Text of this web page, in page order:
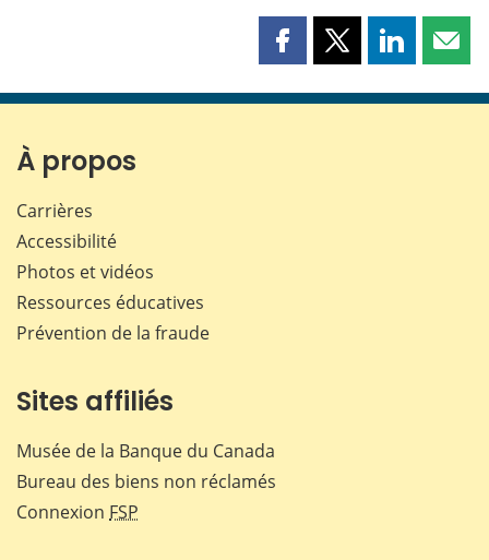
Partager
page
Partager
page
Partager
page page
À propos
Carrières
Accessibilité
Photos et vidéos
Ressources éducatives
Prévention de la fraude
Sites affiliés
Musée de la Banque du Canada
Bureau des biens non réclamés
Connexion FSP